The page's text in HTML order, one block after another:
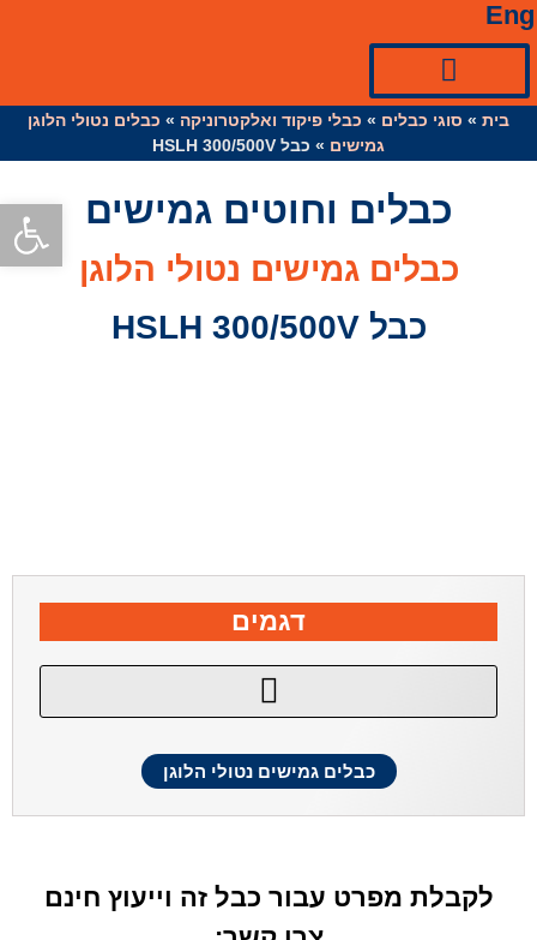
Eng
בית » סוגי כבלים » כבלי פיקוד ואלקטרוניקה » כבלים נטולי הלוגן
גמישים » כבל HSLH 300/500V
כבלים וחוטים גמישים
כבלים גמישים נטולי הלוגן
כבל HSLH 300/500V
דגמים
כבלים גמישים נטולי הלוגן
לקבלת מפרט עבור כבל זה וייעוץ חינם
פתח